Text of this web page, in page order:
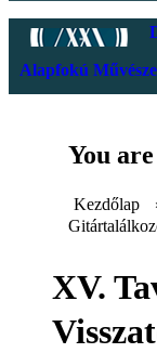
Alapfokú
You
Kezdőlap
XV.